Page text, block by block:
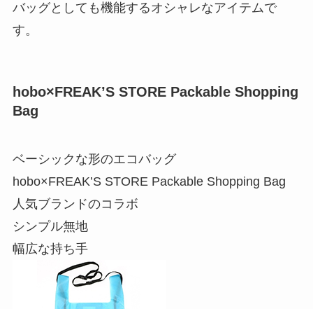
バッグとしても機能するオシャレなアイテムで
す。
hobo×FREAK’S STORE Packable Shopping
Bag
ベーシックな形のエコバッグ
hobo×FREAK’S STORE Packable Shopping Bag
人気ブランドのコラボ
シンプル無地
幅広な持ち手